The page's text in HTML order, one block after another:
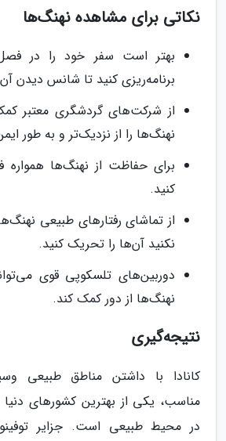
نکاتی برای مشاهده نهنگ‌ها
بهتر است سفر خود را در
برنامه‌ریزی کنید تا شانس دیدن
از شرکت‌های گردشگری معتبر کمک
نهنگ‌ها را از نزدیک‌تر و به طور
برای حفاظت از نهنگ‌ها همواره
کنید.
از تماشای رفتارهای طبیعی
نکنید آن‌ها را تحریک کنید.
دوربین‌های تلسکوپی قوی
نهنگ‌ها از دور کمک کند.
نتیجه‌گیری
کانادا با داشتن مناطق طبیعی
مناسب، یکی از بهترین کشورهای
در محیط طبیعی است. جزایر